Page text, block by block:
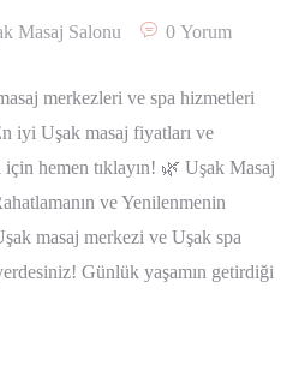
Masaj Salonu 0 Yorum
merkezleri ve spa hizmetleri
iyi Uşak masaj fiyatları ve
hemen tıklayın! 🌿 Uşak Masaj
ve Yenilenmenin
masaj merkezi ve Uşak spa
Günlük yaşamın getirdiği